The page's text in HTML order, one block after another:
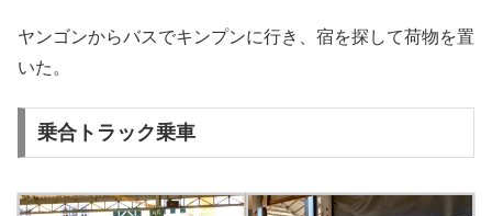
ヤンゴンからバスでキンプンに行き、宿を探して荷物を置
いた。
乗合トラック乗車